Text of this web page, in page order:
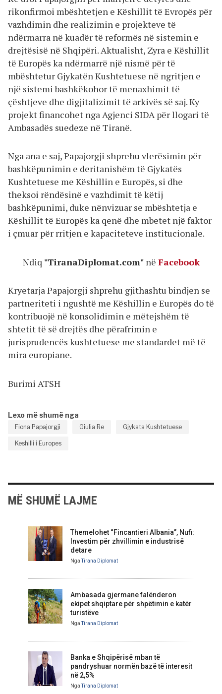
rikonfirmoi mbështetjen e Këshillit të Evropës për
vazhdimin dhe realizimin e projekteve të
ndërmarra në kuadër të reformës në sistemin e
drejtësisë në Shqipëri. Aktualisht, Zyra e Këshillit
të Europës ka ndërmarrë një nismë për të
mbështetur Gjykatën Kushtetuese në ngritjen e
një sistemi bashkëkohor të menaxhimit të
çështjeve dhe digjitalizimit të arkivës së saj. Ky
projekt financohet nga Agjenci SIDA për llogari të
Ambasadës suedeze në Tiranë.
Nga ana e saj, Papajorgji shprehu vlerësimin për
bashkëpunimin e deritanishëm të Gjykatës
Kushtetuese me Këshillin e Europës, si dhe
theksoi rëndësinë e vazhdimit të këtij
bashkëpunimi, duke nënvizuar se mbështetja e
Këshillit të Europës ka qenë dhe mbetet një faktor
i çmuar për rritjen e kapaciteteve institucionale.
Ndiq "TiranaDiplomat.com" në Facebook
Kryetarja Papajorgji shprehu gjithashtu bindjen se
partneriteti i ngushtë me Këshillin e Europës do të
kontribuojë në konsolidimin e mëtejshëm të
shtetit të së drejtës dhe përafrimin e
jurisprudencës kushtetuese me standardet më të
mira europiane.
Burimi ATSH
Lexo më shumë nga
Fiona Papajorgji Giulia Re Gjykata Kushtetuese
Keshilli i Europes
MË SHUMË LAJME
Themelohet “Fincantieri Albania”, Nufi:
Investim për zhvillimin e industrisë
detare
NgaTirana Diplomat
Ambasada gjermane falënderon
ekipet shqiptare për shpëtimin e katër
turistëve
NgaTirana Diplomat
Banka e Shqipërisë mban të
pandryshuar normën bazë të interesit
në 2,5%
NgaTirana Diplomat